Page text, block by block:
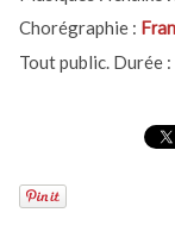
Chorégraphie :
Tout public. Durée